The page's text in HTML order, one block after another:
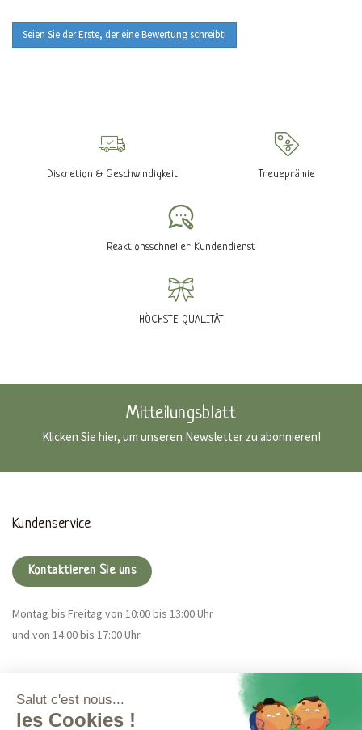
Seien Sie der Erste, der eine Bewertung schreibt!
Diskretion & Geschwindigkeit Treueprämie
Reaktionsschneller Kundendienst
HÖCHSTE QUALITÄT
Mitteilungsblatt
Klicken Sie hier, um unseren Newsletter zu abonnieren!
Kundenservice
Kontaktieren Sie uns
Montag bis Freitag von 10:00 bis 13:00 Uhr
und von 14:00 bis 17:00 Uhr
Mehr Infos